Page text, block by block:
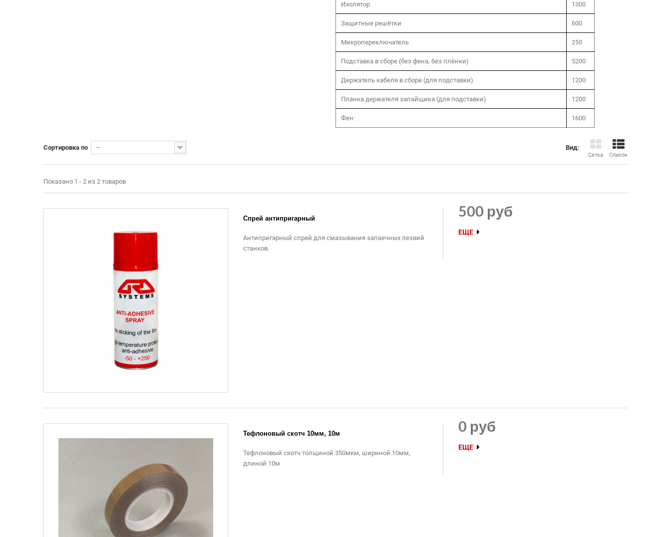
Изолятор 1300
Защитные решётки 600
Микропереключатель 250
Подставка в сборе (без фена, без плёнки) 5200
Держатель кабеля в сборе (для подставки) 1200
Планка держателя запайщика (для подставки) 1200
Фен 1600
Вид:
Сетка Список
Сортировка по --
Показано 1 - 2 из 2 товаров
Спрей антипригарный
Антипригарный спрей для смазывания запаечных лезвий
станков.
500 руб
ЕЩЕ
Тефлоновый скотч 10мм, 10м
Тефлоновый скотч толщиной 350мкм, шириной 10мм,
длиной 10м
0 руб
ЕЩЕ